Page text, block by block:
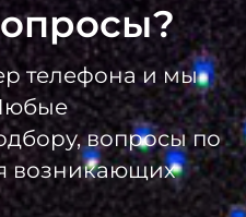
телефона и мы
вопросы по
возникающих